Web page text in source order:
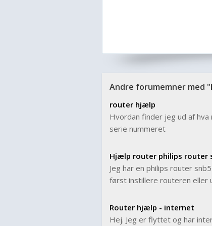
Andre forumemner med
router hjælp
Hvordan finder jeg ud af
serie nummeret
Hjælp router philips router
Jeg har en philips router
først instillere routeren eller
Router hjælp - internet
Hej. Jeg er flyttet og har